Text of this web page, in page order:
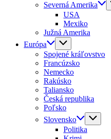
Severná Amerika
USA
Mexiko
Južná Amerika
Európa
Spojené kráľovstvo
Francúzsko
Nemecko
Rakúsko
Taliansko
Česká republika
Poľsko
Slovensko
Politika